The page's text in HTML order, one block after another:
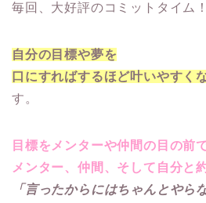
毎回、大好評のコミットタイム！
自分の目標や夢を
口にすればするほど叶いやすく
す。
目標をメンターや仲間の目の前
メンター、仲間、そして自分と
「言ったからにはちゃんとやら